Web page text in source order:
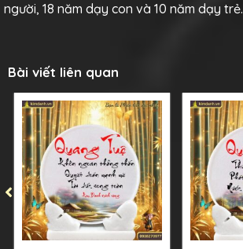
người, 18 năm dạy con và 10 năm dạy trẻ.
Bài viết liên quan